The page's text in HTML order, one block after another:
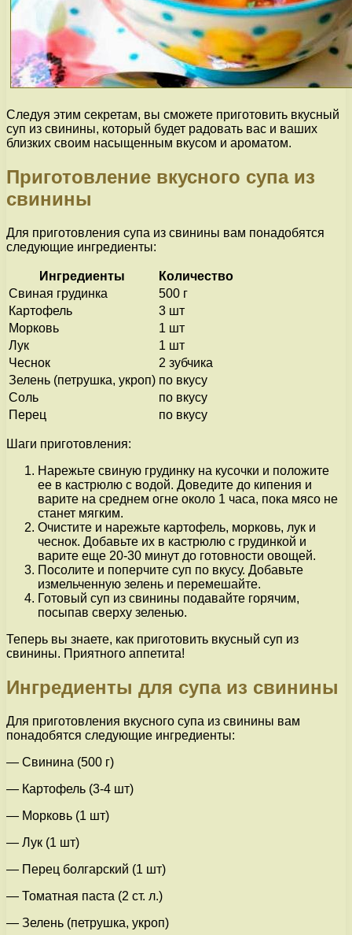
Следуя этим секретам, вы сможете приготовить вкусный
суп из свинины, который будет радовать вас и ваших
близких своим насыщенным вкусом и ароматом.
Приготовление вкусного супа из
свинины
Для приготовления супа из свинины вам понадобятся
следующие ингредиенты:
Ингредиенты
Количество
Свиная грудинка
500 г
Картофель
3 шт
Морковь
1 шт
Лук
1 шт
Чеснок
2 зубчика
Зелень (петрушка, укроп) по вкусу
Соль
по вкусу
Перец
по вкусу
Шаги приготовления:
Нарежьте свиную грудинку на кусочки и положите
ее в кастрюлю с водой. Доведите до кипения и
варите на среднем огне около 1 часа, пока мясо не
станет мягким.
Очистите и нарежьте картофель, морковь, лук и
чеснок. Добавьте их в кастрюлю с грудинкой и
варите еще 20-30 минут до готовности овощей.
Посолите и поперчите суп по вкусу. Добавьте
измельченную зелень и перемешайте.
Готовый суп из свинины подавайте горячим,
посыпав сверху зеленью.
Теперь вы знаете, как приготовить вкусный суп из
свинины. Приятного аппетита!
Ингредиенты для супа из свинины
Для приготовления вкусного супа из свинины вам
понадобятся следующие ингредиенты:
— Свинина (500 г)
— Картофель (3-4 шт)
— Морковь (1 шт)
— Лук (1 шт)
— Перец болгарский (1 шт)
— Томатная паста (2 ст. л.)
— Зелень (петрушка, укроп)